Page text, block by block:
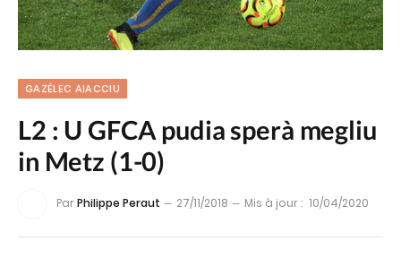
GAZÉLEC AIACCIU
L2 : U GFCA pudia sperà megliu
in Metz (1-0)
ParPhilippe Peraut 27/11/2018 Mis à jour : 10/04/2020